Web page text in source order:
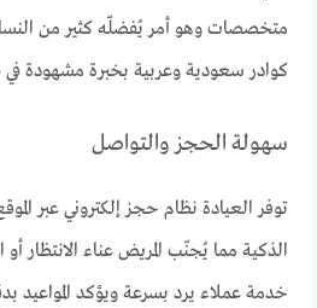
متخصصات وهو أمر يُفضلّه كثير من
كوادر سعودية وعربية بخبرة مشهودة
سهولة الحجز والتواصل
توفر العيادة نظام حجز إلكتروني عبر
الذكية مما يُجنّب المريض عناء الانتظار أو
خدمة عملاء يرد بسرعة ويؤكد المواعيد